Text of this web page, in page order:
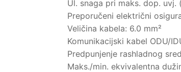
Ul. snaga pri maks. dop. uvj.
Preporučeni električni
Veličina kabela: 6.0 mm²
Komunikacijski kabel ODU/
Predpunjenje rashladnog
Maks./min. ekvivalentna